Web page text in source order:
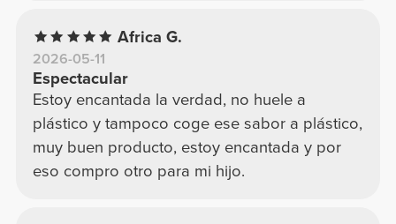
Africa G.
2026-05-11
Espectacular
Estoy encantada la verdad, no huele a
plástico y tampoco coge ese sabor a plástico,
muy buen producto, estoy encantada y por
eso compro otro para mi hijo.